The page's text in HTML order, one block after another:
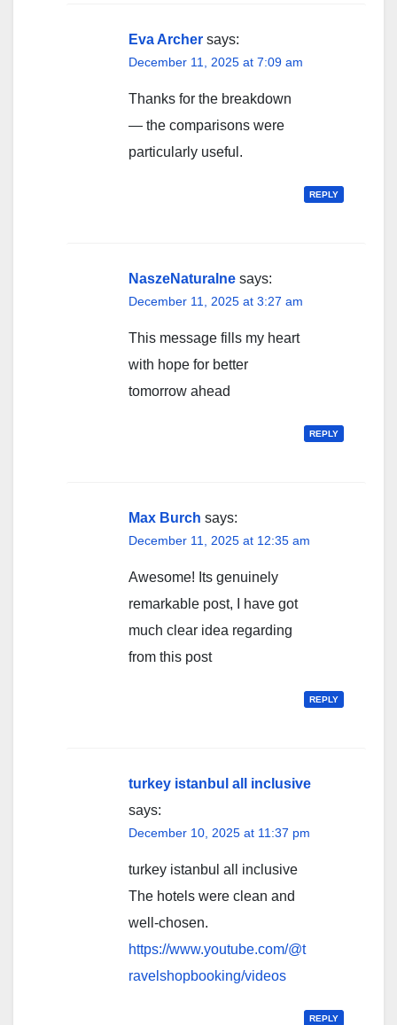
Eva Archer says:
December 11, 2025 at 7:09 am
Thanks for the breakdown
— the comparisons were
particularly useful.
REPLY
NaszeNaturalne says:
December 11, 2025 at 3:27 am
This message fills my heart
with hope for better
tomorrow ahead
REPLY
Max Burch says:
December 11, 2025 at 12:35 am
Awesome! Its genuinely
remarkable post, I have got
much clear idea regarding
from this post
REPLY
turkey istanbul all inclusive
says:
December 10, 2025 at 11:37 pm
turkey istanbul all inclusive
The hotels were clean and
well-chosen.
https://www.youtube.com/@t
ravelshopbooking/videos
REPLY